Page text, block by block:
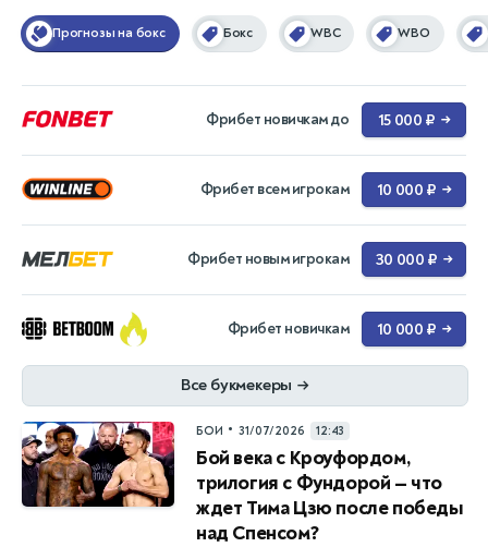
Прогнозы на бокс Бокс WBC WBO
Фрибет новичкам до 15 000 ₽ →
Фрибет всем игрокам 10 000 ₽ →
Фрибет новым игрокам 30 000 ₽ →
Фрибет новичкам 10 000 ₽ →
Все букмекеры →
БОИ • 31/07/2026 12:43
Бой века с Кроуфордом,
трилогия с Фундорой — что
ждет Тима Цзю после победы
над Спенсом?